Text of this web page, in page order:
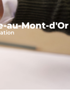
au-Mont-d'Or